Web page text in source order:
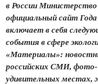
в России
официальный сайт
включает в себя
события в сфере
«Материалы»:
российских СМИ,
удивительных местах,